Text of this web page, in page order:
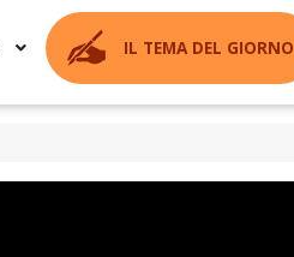
IL TEMA DEL GIORNO